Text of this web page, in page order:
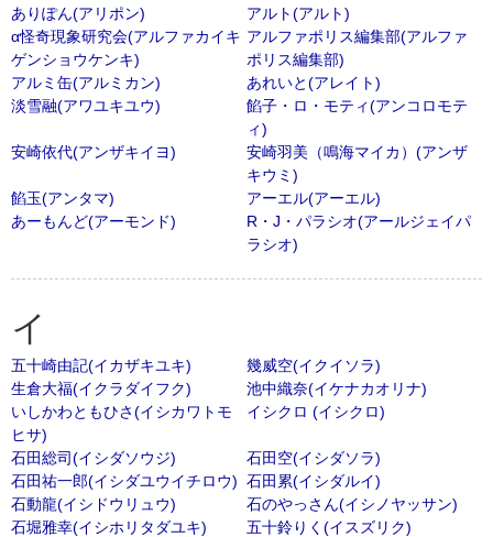
ありぽん(アリポン)
アルト(アルト)
α怪奇現象研究会(アルファカイキ
ゲンショウケンキ)
アルファポリス編集部(アルファ
ポリス編集部)
アルミ缶(アルミカン)
あれいと(アレイト)
淡雪融(アワユキユウ)
餡子・ロ・モティ(アンコロモテ
ィ)
安崎依代(アンザキイヨ)
安崎羽美（鳴海マイカ）(アンザ
キウミ)
餡玉(アンタマ)
アーエル(アーエル)
あーもんど(アーモンド)
R・J・パラシオ(アールジェイパ
ラシオ)
イ
五十崎由記(イカザキユキ)
幾威空(イクイソラ)
生倉大福(イクラダイフク)
池中織奈(イケナカオリナ)
いしかわともひさ(イシカワトモ
ヒサ)
イシクロ (イシクロ)
石田総司(イシダソウジ)
石田空(イシダソラ)
石田祐一郎(イシダユウイチロウ) 石田累(イシダルイ)
石動龍(イシドウリュウ)
石のやっさん(イシノヤッサン)
石堀雅幸(イシホリタダユキ)
五十鈴りく(イスズリク)